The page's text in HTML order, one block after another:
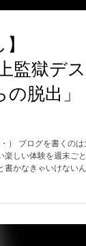
】
監獄デス
脱出」
かなきゃいけないん
一緒に東京に行って
に行っている地方民